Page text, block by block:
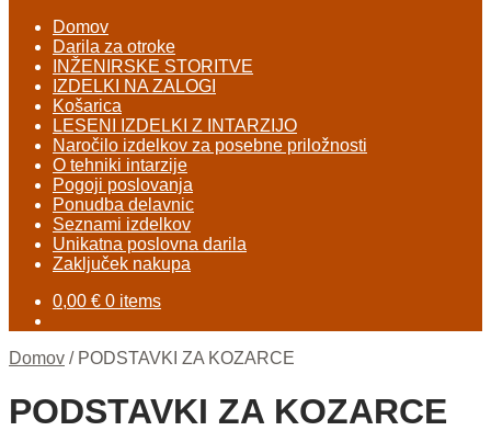
Domov
Darila za otroke
INŽENIRSKE STORITVE
IZDELKI NA ZALOGI
Košarica
LESENI IZDELKI Z INTARZIJO
Naročilo izdelkov za posebne priložnosti
O tehniki intarzije
Pogoji poslovanja
Ponudba delavnic
Seznami izdelkov
Unikatna poslovna darila
Zaključek nakupa
0,00 € 0 items
Domov / PODSTAVKI ZA KOZARCE
PODSTAVKI ZA KOZARCE